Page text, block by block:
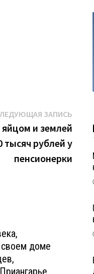
ЗАПИСЬ
и землей
тысяч рублей у
пенсионерки
доме